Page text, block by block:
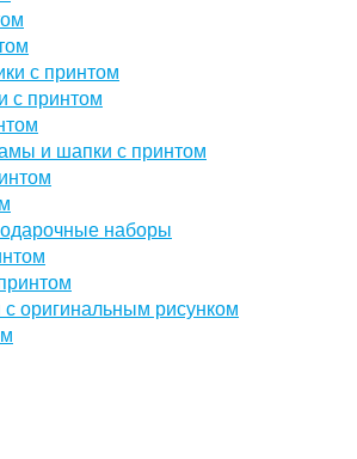
с принтом
с принтом
и шапки с принтом
наборы
оригинальным рисунком